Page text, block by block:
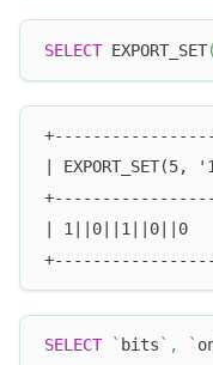
SELECT EXPORT_SET(
|
|
SELECT ` bits ` , `